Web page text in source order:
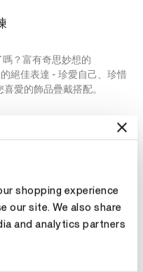
shopping experience
our site. We also share
and analytics partners
？富有奇思妙想的
絕佳表達 - 珍愛自己、珍惜
愛的飾品疊戴搭配。